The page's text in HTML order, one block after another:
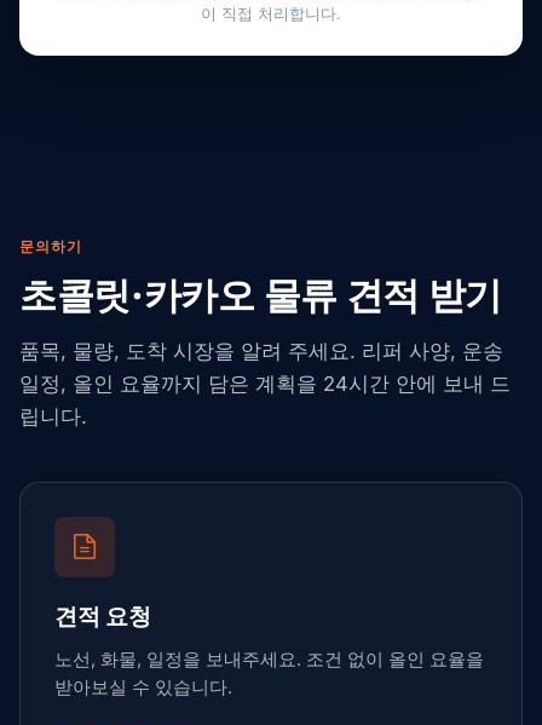
이 직접 처리합니다.
문의하기
초콜릿·카카오 물류 견적 받기
품목, 물량, 도착 시장을 알려 주세요. 리퍼 사양, 운송
일정, 올인 요율까지 담은 계획을 24시간 안에 보내 드
립니다.
견적 요청
노선, 화물, 일정을 보내주세요. 조건 없이 올인 요율을
받아보실 수 있습니다.